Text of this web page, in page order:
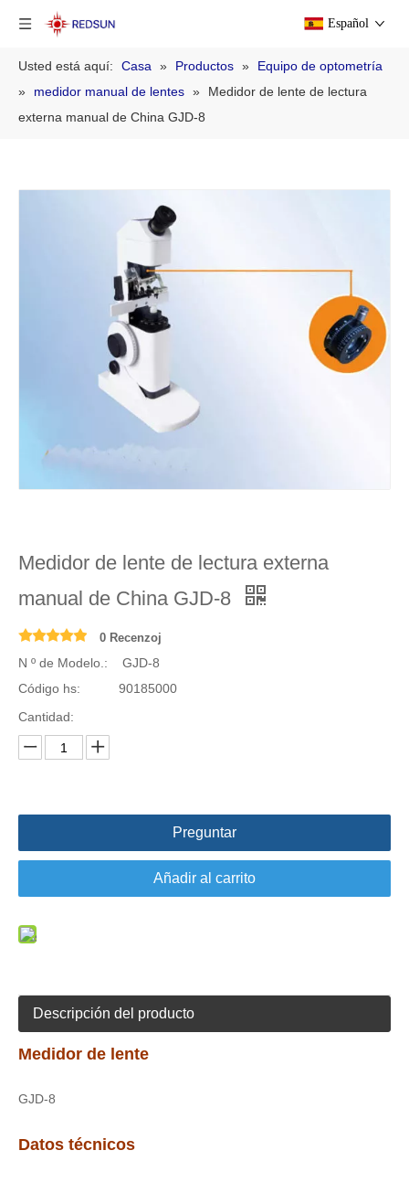
Español
Usted está aquí: Casa » Productos »
Equipo de optometría
»
medidor manual de lentes »
Medidor de lente de lectura
externa manual de China GJD-8
Medidor de lente de lectura externa
manual de China GJD-8
0 Recenzoj
N º de Modelo.:
GJD-8
Código hs:
90185000
Cantidad:
Preguntar
Añadir al carrito
Descripción del producto
Medidor de lente
GJD-8
Datos técnicos